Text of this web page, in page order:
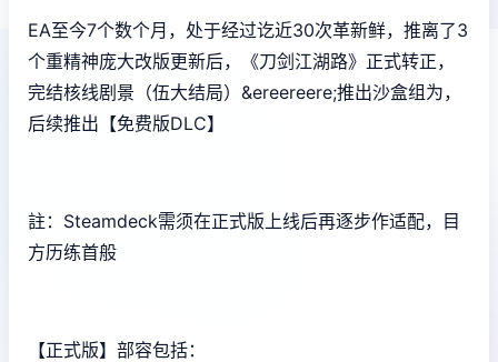
EA至今7个数个月，处于经过讫近30次革新鲜，推离了3
个重精神庞大改版更新后，《刀剑江湖路》正式转正，
完结核线剧景（伍大结局）&ereereere;推出沙盒组为，
后续推出【免费版DLC】
註：Steamdeck需须在正式版上线后再逐步作适配，目
方历练首般
【正式版】部容包括：